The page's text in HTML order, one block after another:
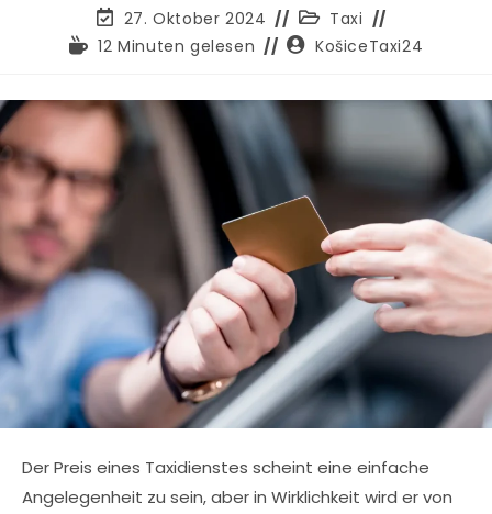
Der
Beitrag
wurde
bearbeitet:
27. Oktober 2024 Beitragskategorie:
Taxi
Lesezeit:
12 Minuten gelesen
AutorKošiceTaxi24
Der Preis eines Taxidienstes scheint eine einfache
Angelegenheit zu sein, aber in Wirklichkeit wird er von